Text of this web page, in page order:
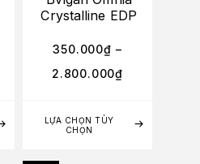
LỰA CHỌN TÙY
CHỌN
Crystalline EDP
350.000₫ –
2.800.000₫